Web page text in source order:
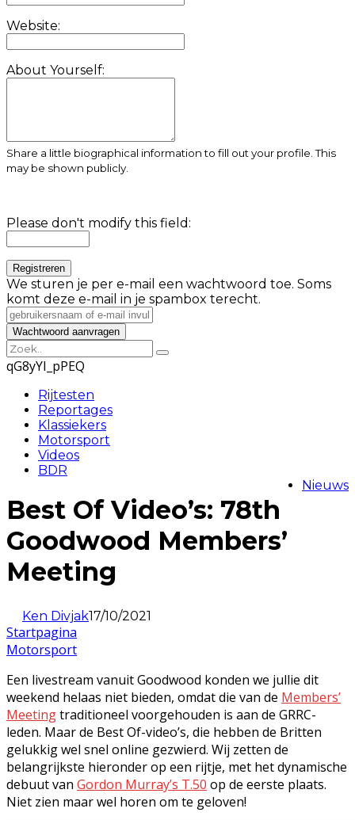
Website:
About Yourself:
Share a little biographical information to fill out your profile. This
may be shown publicly.
Please don't modify this field:
We sturen je per e-mail een wachtwoord toe. Soms
komt deze e-mail in je spambox terecht.
qG8yYI_pPEQ
Rijtesten
Reportages
Klassiekers
Motorsport
Videos
BDR
Nieuws
Best Of Video’s: 78th
Goodwood Members’
Meeting
Ken Divjak17/10/2021
Startpagina
Motorsport
Een livestream vanuit Goodwood konden we jullie dit
weekend helaas niet bieden, omdat die van de Members’
Meetingtraditioneel voorgehouden is aan de GRRC-
leden. Maar de Best Of-video’s, die hebben de Britten
gelukkig wel snel online gezwierd. Wij zetten de
belangrijkste hieronder op een rijtje, met het dynamische
debuut van Gordon Murray’s T.50 op de eerste plaats.
Niet zien maar wel horen om te geloven!